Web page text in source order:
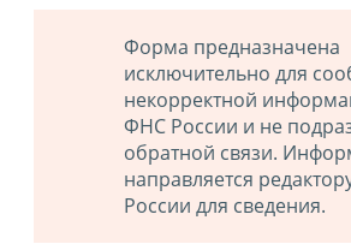
Форма предназначена
исключительно для
некорректной
ФНС России и не
обратной связи.
направляется
России для сведения.